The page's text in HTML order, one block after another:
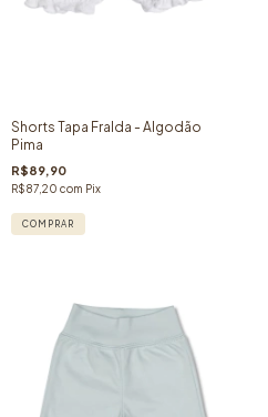
Shorts Tapa Fralda - Algodão
Pima
R$89,90
R$87,20 com Pix
COMPRAR